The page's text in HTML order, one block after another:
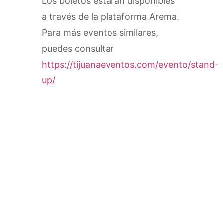
a través de la plataforma Arema.
Para más eventos similares,
puedes consultar
https://tijuanaeventos.com/evento/stand-
up/